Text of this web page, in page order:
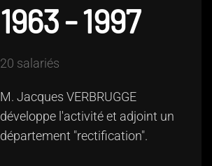
1963 - 1997
20 salariés
M. Jacques VERBRUGGE
développe l'activité et adjoint un
département "rectification".